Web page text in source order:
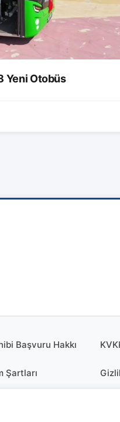
Yeni Otobüs
Başvuru Hakkı
Şartları